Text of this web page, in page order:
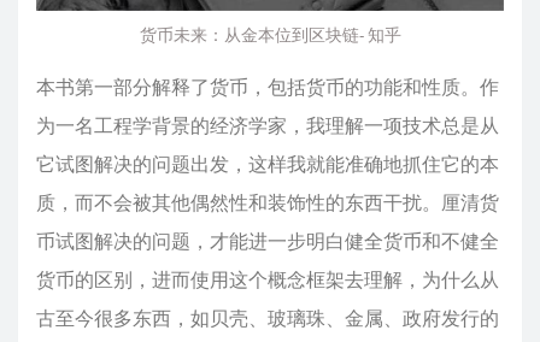
货币未来：从金本位到区块链- 知乎
本书第一部分解释了货币，包括货币的功能和性质。作
为一名工程学背景的经济学家，我理解一项技术总是从
它试图解决的问题出发，这样我就能准确地抓住它的本
质，而不会被其他偶然性和装饰性的东西干扰。厘清货
币试图解决的问题，才能进一步明白健全货币和不健全
货币的区别，进而使用这个概念框架去理解，为什么从
古至今很多东西，如贝壳、玻璃珠、金属、政府发行的